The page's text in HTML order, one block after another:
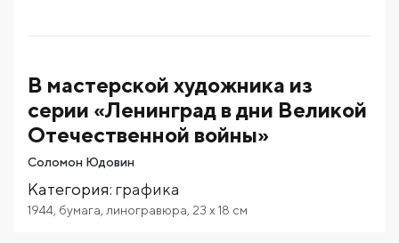
В мастерской художника из
серии «Ленинград в дни Великой
Отечественной войны»
Соломон Юдовин
Категория: графика
1944 бумага линогравюра 23 x 18 см